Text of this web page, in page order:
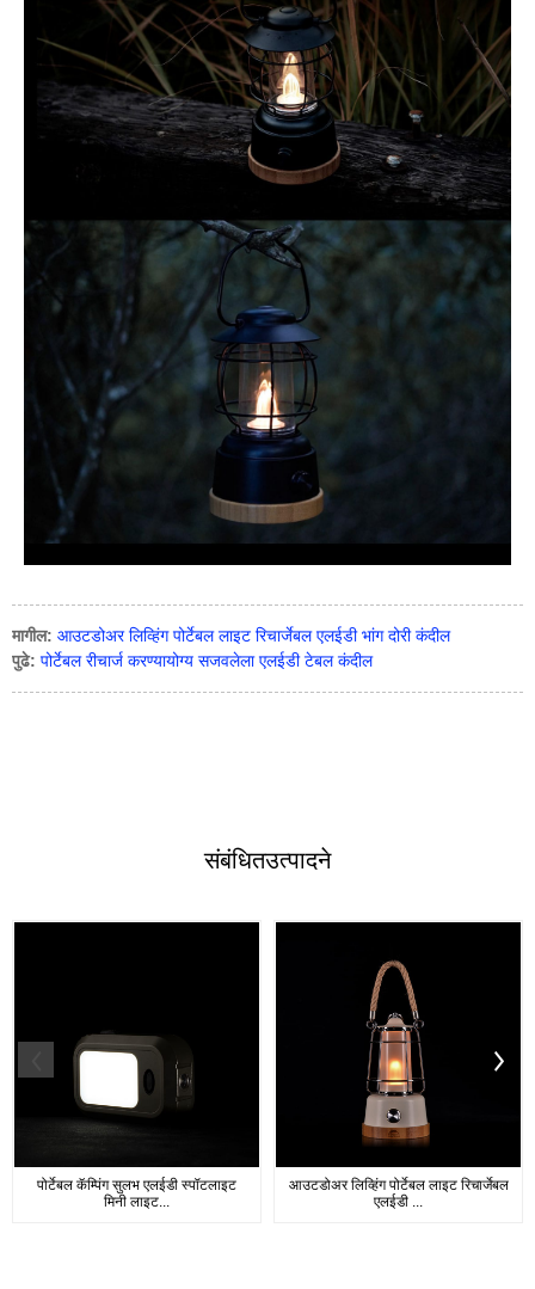
मागील: आउटडोअर लिव्हिंग पोर्टेबल लाइट रिचार्जेबल एलईडी भांग दोरी कंदील
पुढे: पोर्टेबल रीचार्ज करण्यायोग्य सजवलेला एलईडी टेबल कंदील
संबंधितउत्पादने
पोर्टेबल कॅम्पिंग सुलभ एलईडी स्पॉटलाइट
मिनी लाइट...
आउटडोअर लिव्हिंग पोर्टेबल लाइट रिचार्जेबल
एलईडी ...